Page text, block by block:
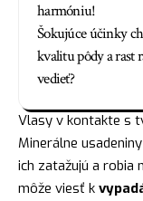
harmóniu!
Šokujúce účinky
kvalitu pôdy a rast
vedieť?
Vlasy v kontakte s
Minerálne
ich zatažujú a robia
môže viesť k